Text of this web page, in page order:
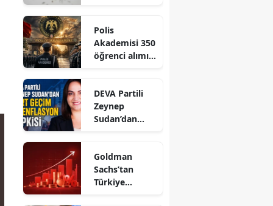
Polis
Akademisi 350
öğrenci alımı
DEVA Partili
Zeynep
Sudan’dan
Tepkisi
Goldman
Sachs’tan
Türkiye